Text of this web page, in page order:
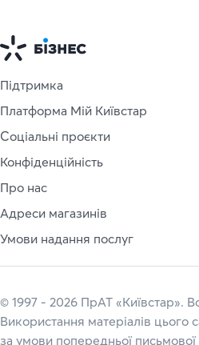
Підтримка
Платформа Мій Київстар
Соціальні проєкти
Конфіденційність
Про нас
Адреси магазинів
Умови надання послуг
© 1997 - 2026 ПрАТ «Київстар».
Використання матеріалів цього
за умови попередньої письмової